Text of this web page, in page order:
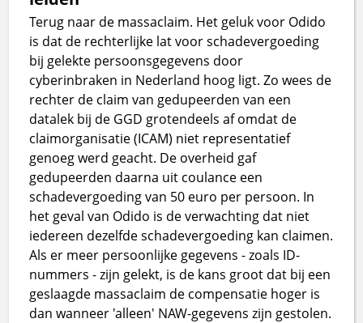
Terug naar de massaclaim. Het geluk voor Odido
is dat de rechterlijke lat voor schadevergoeding
bij gelekte persoonsgegevens door
cyberinbraken in Nederland hoog ligt. Zo wees de
rechter de claim van gedupeerden van een
datalek bij de GGD grotendeels af omdat de
claimorganisatie (ICAM) niet representatief
genoeg werd geacht. De overheid gaf
gedupeerden daarna uit coulance een
schadevergoeding van 50 euro per persoon. In
het geval van Odido is de verwachting dat niet
iedereen dezelfde schadevergoeding kan claimen.
Als er meer persoonlijke gegevens - zoals ID-
nummers - zijn gelekt, is de kans groot dat bij een
geslaagde massaclaim de compensatie hoger is
dan wanneer 'alleen' NAW-gegevens zijn gestolen.